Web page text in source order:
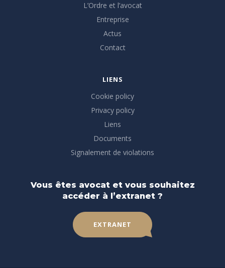
L’Ordre et l’avocat
Entreprise
Actus
Contact
LIENS
Cookie policy
Privacy policy
Liens
Documents
Signalement de violations
Vous êtes avocat et vous souhaitez
accéder à l’extranet ?
EXTRANET